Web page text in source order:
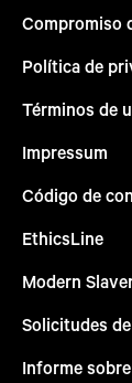
Compromiso
Política de
Términos de
Impressum
Código de
EthicsLine
Modern
Solicitudes
Informe